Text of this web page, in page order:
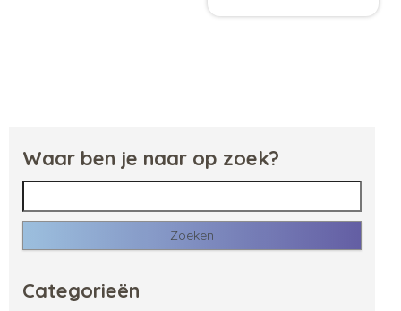
Waar ben je naar op zoek?
Zoeken naar:
Categorieën